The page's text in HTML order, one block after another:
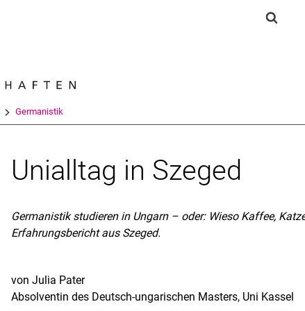
Springe direkt zu: Inhalt
Springe direkt zu: Suche
Springe direkt zu:
Germanistik
Unialltag in Szeged
Germanistik studieren in Ungarn – oder: Wieso Kaffee,
Erfahrungsbericht aus Szeged.
von Julia Pater
Absolventin des Deutsch-ungarischen Masters, Uni Kassel